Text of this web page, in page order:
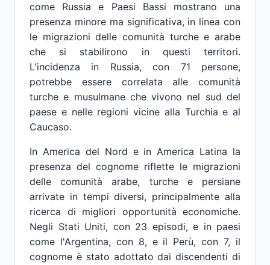
come Russia e Paesi Bassi mostrano una
presenza minore ma significativa, in linea con
le migrazioni delle comunità turche e arabe
che si stabilirono in questi territori.
L'incidenza in Russia, con 71 persone,
potrebbe essere correlata alle comunità
turche e musulmane che vivono nel sud del
paese e nelle regioni vicine alla Turchia e al
Caucaso.
In America del Nord e in America Latina la
presenza del cognome riflette le migrazioni
delle comunità arabe, turche e persiane
arrivate in tempi diversi, principalmente alla
ricerca di migliori opportunità economiche.
Negli Stati Uniti, con 23 episodi, e in paesi
come l'Argentina, con 8, e il Perù, con 7, il
cognome è stato adottato dai discendenti di